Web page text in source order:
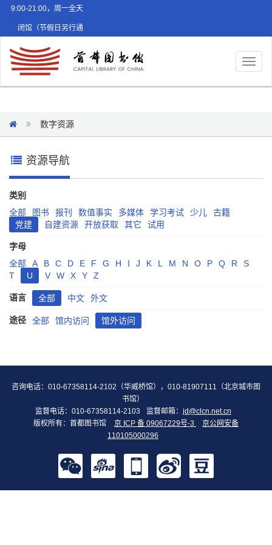
9:00-21:00，周一全天
闭馆（节假日另行通
数字资源
资源导航
类别
全部
图书 报刊 数值事实 多媒体 学习考试 少儿
古籍
党建
自建资源 开放获取 其它 试用
字母
全部
A B C D E F G H I J K L M N O P Q R
S
T
U V W X Y Z
语言 全部 中文 外文
途径 全部 馆内访问 馆外访问
咨询电话：010-67358114-2102（华威桥馆），010-81907111（北京城市图
书馆）
监督电话：010-67358114-2103
监督邮箱： jd@clcn.net.cn
版权所有：首都图书馆
京 ICP 备 09067229号-3
京公网安备
110105000296